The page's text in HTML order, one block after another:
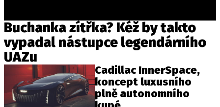
Buchanka zítřka? Kéž by takto
vypadal nástupce legendárního
UAZu
Cadillac InnerSpace,
koncept luxusního
plně autonomního